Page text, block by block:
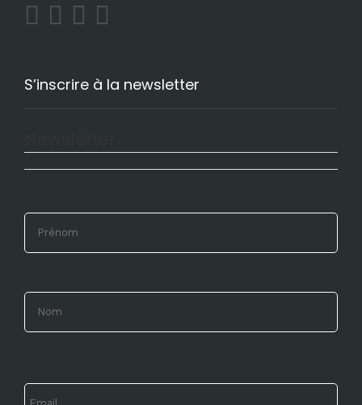
S’inscrire à la newsletter